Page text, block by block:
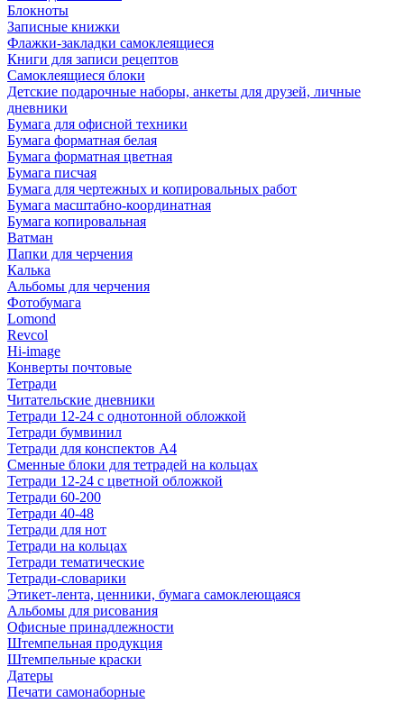
Блокноты
Записные книжки
Флажки-закладки самоклеящиеся
Книги для записи рецептов
Самоклеящиеся блоки
Детские подарочные наборы, анкеты для друзей, личные
дневники
Бумага для офисной техники
Бумага форматная белая
Бумага форматная цветная
Бумага писчая
Бумага для чертежных и копировальных работ
Бумага масштабно-координатная
Бумага копировальная
Ватман
Папки для черчения
Калька
Альбомы для черчения
Фотобумага
Lomond
Revcol
Hi-image
Конверты почтовые
Тетради
Читательские дневники
Тетради 12-24 с однотонной обложкой
Тетради бумвинил
Тетради для конспектов А4
Сменные блоки для тетрадей на кольцах
Тетради 12-24 с цветной обложкой
Тетради 60-200
Тетради 40-48
Тетради для нот
Тетради на кольцах
Тетради тематические
Тетради-словарики
Этикет-лента, ценники, бумага самоклеющаяся
Альбомы для рисования
Офисные принадлежности
Штемпельная продукция
Штемпельные краски
Датеры
Печати самонаборные